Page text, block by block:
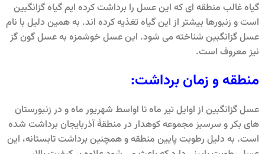
گیاه غالب منطقه ای که این عسل را برداشت کرده ایم گیاه گزانگبین
است و زنبورها بیشتر از این گیاه تغذیه کرده اند. به همین دلیل با نام
عسل گزانگبین شناخته می شود. این عسل خوشمزه به عسل گون گز
نیز معروف است.
منطقه و زمان برداشت:
عسل گزانگبین از اوایل تیر ماه تا اواسط شهریور ماه و در زنبورستان
های بکر و سرسبز مجموعه کوهدار در منطقۀ آذربایجان برداشت شده
است. به دلیل رطوبت پایین منطقه و همچنین برداشت تابستانه، این